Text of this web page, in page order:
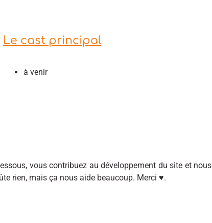
Le cast principal
à venir
vous contribuez au développement du site et nous
rien, mais ça nous aide beaucoup. Merci ♥.